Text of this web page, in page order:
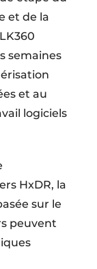
et de la
semaines
et au
logiciels
HxDR, la
sur le
peuvent